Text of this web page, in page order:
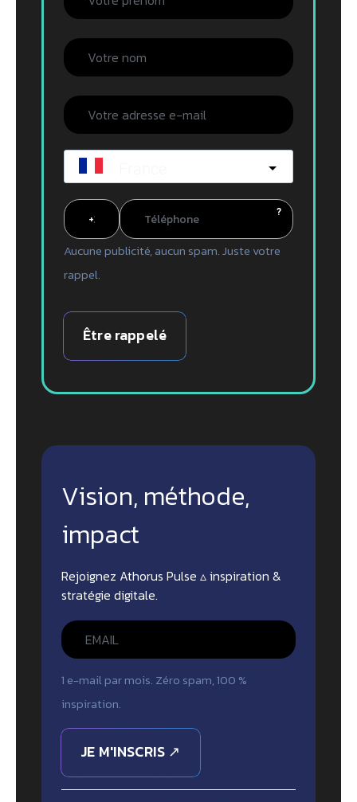
?
Aucune publicité, aucun spam. Juste votre
rappel.
Être rappelé
Vision, méthode,
impact
Rejoignez Athorus Pulse ▵ inspiration &
stratégie digitale.
1 e-mail par mois. Zéro spam, 100 %
inspiration.
JE M'INSCRIS ↗